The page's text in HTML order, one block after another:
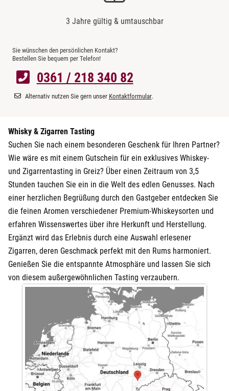
3 Jahre gültig & umtauschbar
Sie wünschen den persönlichen Kontakt?
Bestellen Sie bequem per Telefon!
0361 / 218 340 82
Alternativ nutzen Sie gern unser Kontaktformular.
Whisky & Zigarren Tasting
Suchen Sie nach einem besonderen Geschenk für Ihren Partner?
Wie wäre es mit einem Gutschein für ein exklusives Whiskey-
und Zigarrentasting in Greiz? Über einen Zeitraum von 3,5
Stunden tauchen Sie ein in die Welt des edlen Genusses. Nach
einer herzlichen Begrüßung durch den Gastgeber entdecken Sie
die feinen Aromen verschiedener Premium-Whiskeysorten und
erfahren Wissenswertes über ihre Herkunft und Herstellung.
Ergänzt wird das Erlebnis durch eine Auswahl erlesener
Zigarren, deren Geschmack perfekt mit den Rums harmoniert.
Genießen Sie die entspannte Atmosphäre und lassen Sie sich
von diesem außergewöhnlichen Tasting verzaubern.